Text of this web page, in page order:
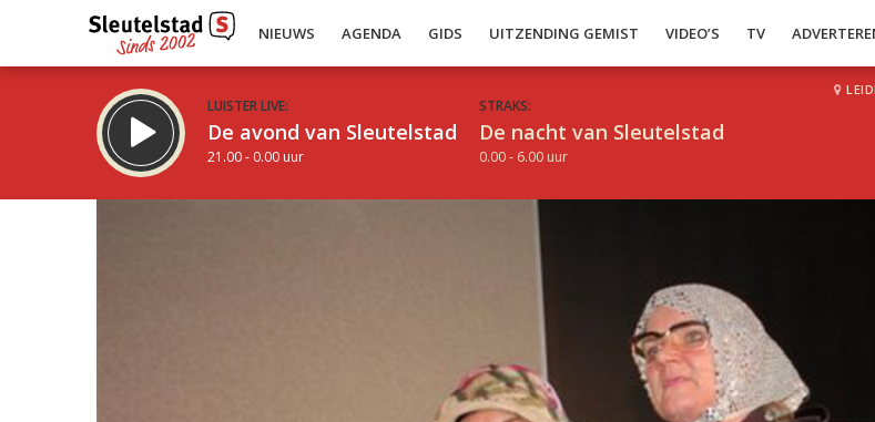
NIEUWS AGENDA GIDS UITZENDING GEMIST VIDEO’S TV
LUISTER LIVE:
De avond van Sleutelstad
21.00 - 0.00 uur
STRAKS:
De nacht van Sleutelstad
0.00 - 6.00 uur